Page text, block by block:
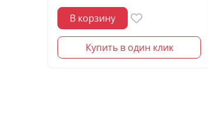
В корзину
Купить в один клик